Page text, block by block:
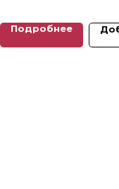
Подробнее